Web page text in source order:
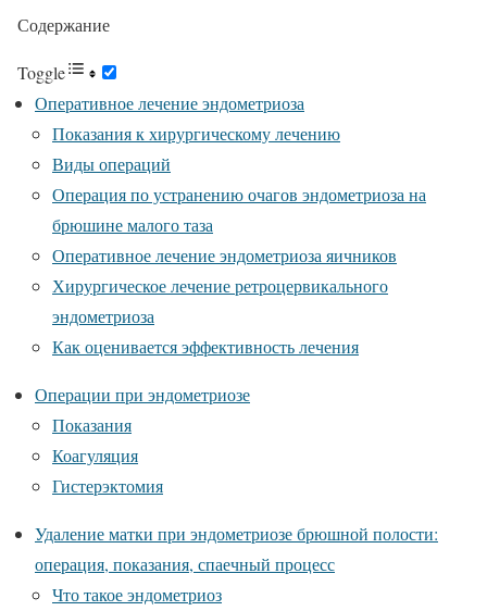
Содержание
Toggle
Оперативное лечение эндометриоза
Показания к хирургическому лечению
Виды операций
Операция по устранению очагов эндометриоза на
брюшине малого таза
Оперативное лечение эндометриоза яичников
Хирургическое лечение ретроцервикального
эндометриоза
Как оценивается эффективность лечения
Операции при эндометриозе
Показания
Коагуляция
Гистерэктомия
Удаление матки при эндометриозе брюшной полости:
операция, показания, спаечный процесс
Что такое эндометриоз